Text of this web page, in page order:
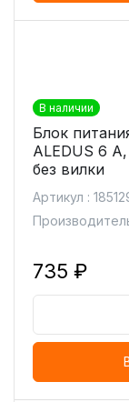
В наличии
Блок
ALEDUS 6
без вилки
Артикул :
735 ₽